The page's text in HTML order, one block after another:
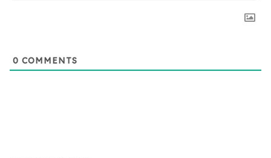
0 COMMENTS